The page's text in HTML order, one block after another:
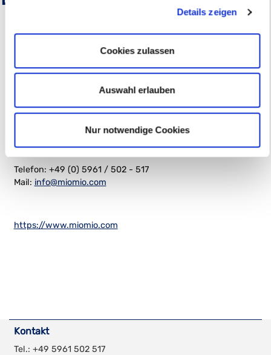
Details zeigen
Cookies zulassen
Auswahl erlauben
Nur notwendige Cookies
Herstellerinformationen
Mio Mio GmbH
Telefon: +49 (0) 5961 / 502 - 517
Mail: info@miomio.com
https://www.miomio.com
Kontakt
Tel.: +49 5961 502 517